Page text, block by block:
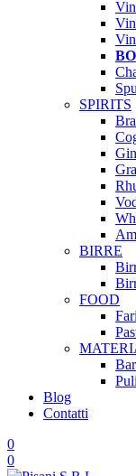
SPIRITS
BIRRE
FOOD
Blog
Contatti
0
0